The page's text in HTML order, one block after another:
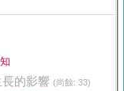
的影響 (尚餘: 33)